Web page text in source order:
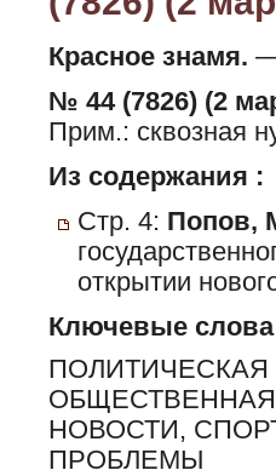
Красное знамя. —
№ 44 (7826) (2
Прим.: сквозная
Из содержания :
Стр. 4: Попов,
открытии
Ключевые слова
НОВОСТИ,
ПРОБЛЕМЫ